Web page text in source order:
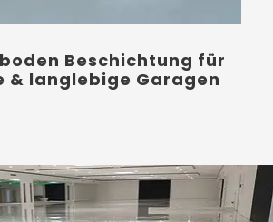
Beschichtung für
& langlebige Garagen